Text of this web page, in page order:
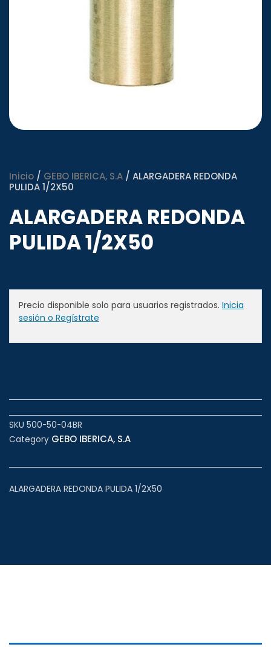
Inicio / GEBO IBERICA, S.A / ALARGADERA REDONDA
PULIDA 1/2X50
ALARGADERA REDONDA
PULIDA 1/2X50
Precio disponible solo para usuarios registrados. Inicia
sesión o Regístrate
SKU 500-50-04BR
Category GEBO IBERICA, S.A
ALARGADERA REDONDA PULIDA 1/2X50